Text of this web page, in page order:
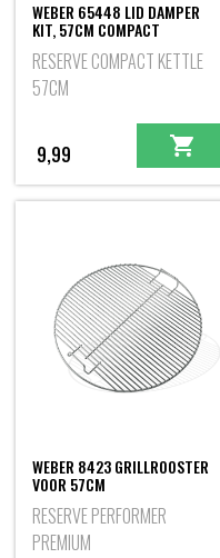
WEBER 65448 LID DAMPER
KIT, 57CM COMPACT
RESERVE COMPACT KETTLE
57CM
9,99
WEBER 8423 GRILLROOSTER
VOOR 57CM
RESERVE PERFORMER
PREMIUM